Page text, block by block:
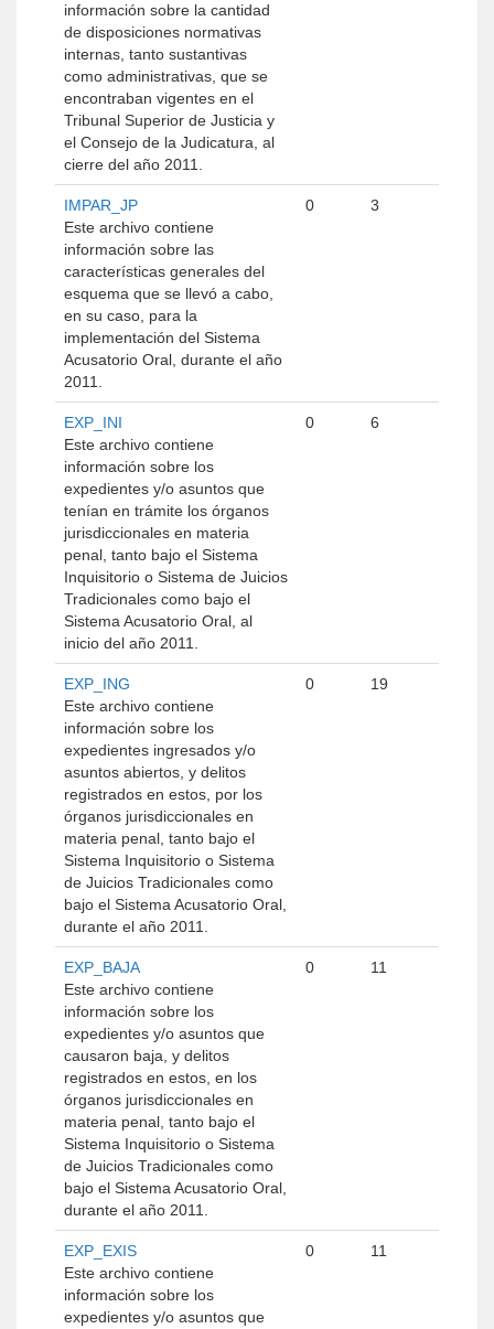
información sobre la cantidad
de disposiciones normativas
internas, tanto sustantivas
como administrativas, que se
encontraban vigentes en el
Tribunal Superior de Justicia y
el Consejo de la Judicatura, al
cierre del año 2011.
IMPAR_JP
Este archivo contiene
información sobre las
características generales del
esquema que se llevó a cabo,
en su caso, para la
implementación del Sistema
Acusatorio Oral, durante el año
2011.
0 3
EXP_INI
Este archivo contiene
información sobre los
expedientes y/o asuntos que
tenían en trámite los órganos
jurisdiccionales en materia
penal, tanto bajo el Sistema
Inquisitorio o Sistema de Juicios
Tradicionales como bajo el
Sistema Acusatorio Oral, al
inicio del año 2011.
0 6
EXP_ING
Este archivo contiene
información sobre los
expedientes ingresados y/o
asuntos abiertos, y delitos
registrados en estos, por los
órganos jurisdiccionales en
materia penal, tanto bajo el
Sistema Inquisitorio o Sistema
de Juicios Tradicionales como
bajo el Sistema Acusatorio Oral,
durante el año 2011.
0 19
EXP_BAJA
Este archivo contiene
información sobre los
expedientes y/o asuntos que
causaron baja, y delitos
registrados en estos, en los
órganos jurisdiccionales en
materia penal, tanto bajo el
Sistema Inquisitorio o Sistema
de Juicios Tradicionales como
bajo el Sistema Acusatorio Oral,
durante el año 2011.
0 11
EXP_EXIS
Este archivo contiene
información sobre los
expedientes y/o asuntos que
0 11